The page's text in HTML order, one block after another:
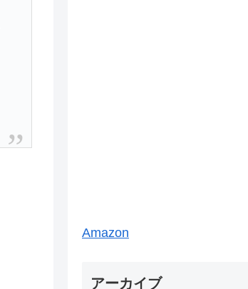
Amazon
アーカイブ